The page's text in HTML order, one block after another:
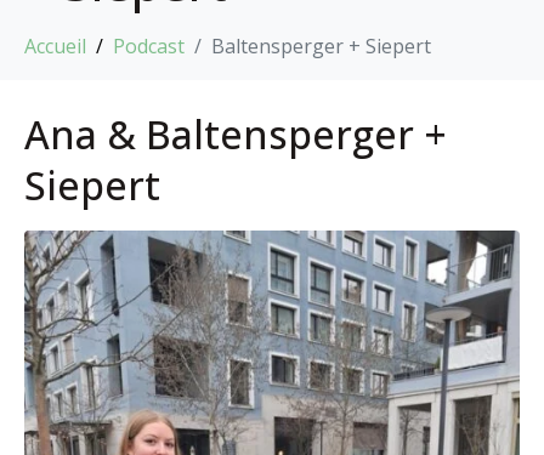
Accueil Podcast Baltensperger + Siepert
Ana & Baltensperger +
Siepert